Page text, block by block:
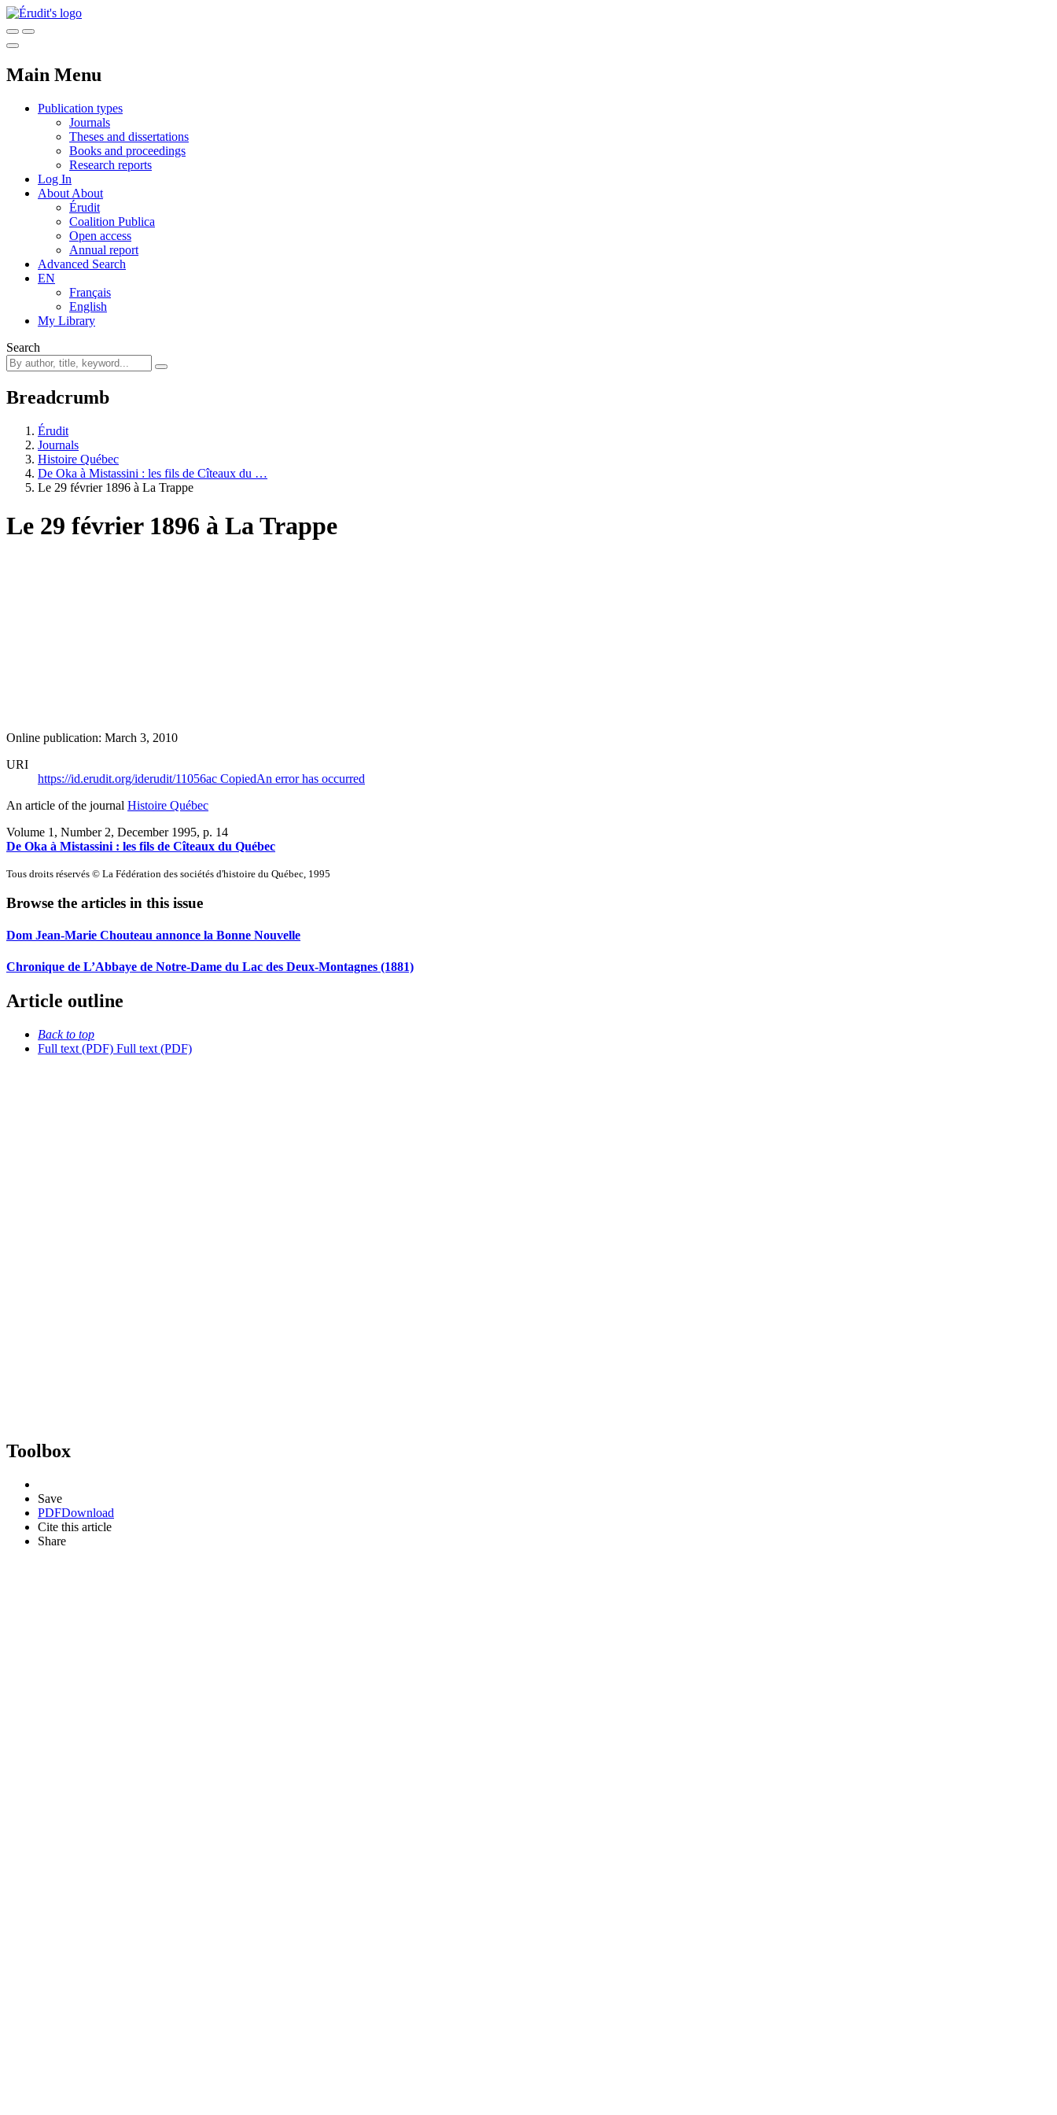
Main Menu
Publication types
Journals
Theses and dissertations
Books and proceedings
Research reports
Log In
About About
Érudit
Coalition Publica
Open access
Annual report
Advanced Search
EN
Français
English
My Library
Search
Breadcrumb
Érudit
Journals
Histoire Québec
De Oka à Mistassini : les fils de Cîteaux du …
Le 29 février 1896 à La Trappe
Le 29 février 1896 à La Trappe
Online publication: March 3, 2010
URI
https://id.erudit.org/iderudit/11056ac CopiedAn error has occurred
An article of the journal Histoire Québec
Volume 1, Number 2, December 1995, p. 14
De Oka à Mistassini : les fils de Cîteaux du Québec
Tous droits réservés © La Fédération des sociétés d'histoire du Québec, 1995
Browse the articles in this issue
Dom Jean-Marie Chouteau annonce la Bonne Nouvelle
Chronique de L’Abbaye de Notre-Dame du Lac des Deux-Montagnes (1881)
Article outline
Back to top
Full text (PDF) Full text (PDF)
Toolbox
Save
PDFDownload
Cite this article
Share